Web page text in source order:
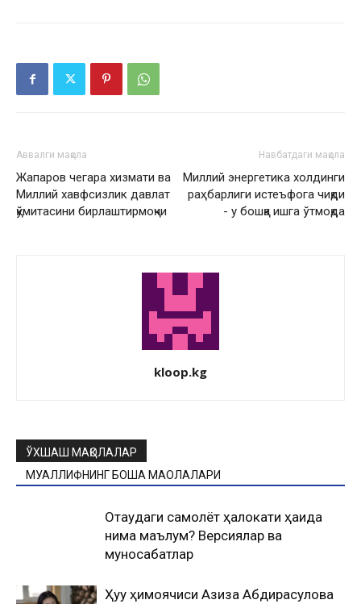
Аввалги мақола
Жапаров чегара хизмати ва
Миллий хавфсизлик давлат
қўмитасини бирлаштирмоқчи
Навбатдаги мақола
Миллий энергетика холдинги
раҳбарлиги истеъфога чиқди
- у бошқа ишга ўтмоқда
kloop.kg
ЎХШАШ МАҚОЛАЛАР
МУАЛЛИФНИНГ БОШҚА МАҚОЛАЛАРИ
Оқтаудаги самолёт ҳалокати ҳақида
нима маълум? Версиялар ва
муносабатлар
Ҳуқуқ ҳимоячиси Азиза Абдирасулова